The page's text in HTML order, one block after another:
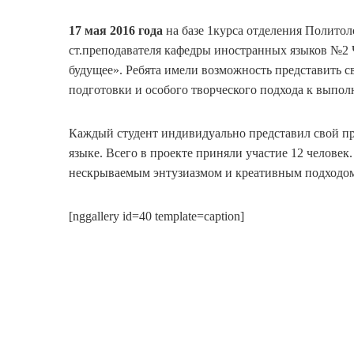
17 мая 2016 года на базе 1курса отделения
ст.преподавателя кафедры иностранных языков
будущее». Ребята имели возможность представить
подготовки и особого творческого подхода к
Каждый студент индивидуально представил свой
языке. Всего в проекте приняли участие 12
нескрываемым энтузиазмом и креативным
[nggallery id=40 template=caption]